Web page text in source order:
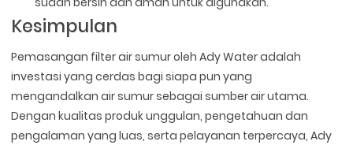
Kesimpulan
Pemasangan filter air sumur oleh Ady Water adalah
investasi yang cerdas bagi siapa pun yang
mengandalkan air sumur sebagai sumber air utama.
Dengan kualitas produk unggulan, pengetahuan dan
pengalaman yang luas, serta pelayanan terpercaya, Ady